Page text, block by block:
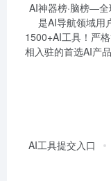
AI神器榜·脑榜—全
是AI导航领域用
1500+AI工具！严
相入驻的首选AI产
AI工具提交入口